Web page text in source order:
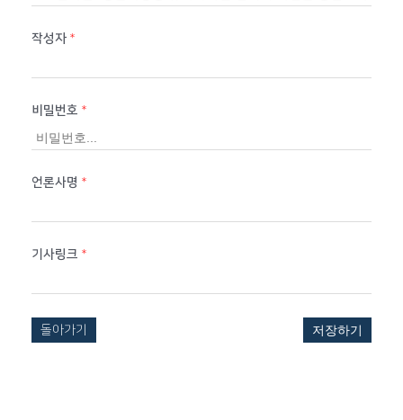
작성자 *
비밀번호 *
언론사명 *
기사링크 *
돌아가기 저장하기